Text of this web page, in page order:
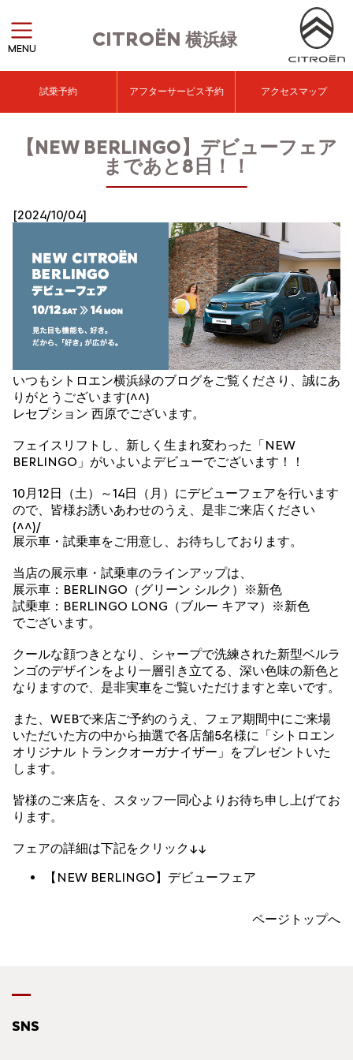
CITROËN 横浜緑
MENU
試乗予約 アフターサービス予約 アクセスマップ
【NEW BERLINGO】デビューフェア
まであと8日！！
[2024/10/04]
いつもシトロエン横浜緑のブログをご覧くださり、誠にあ
りがとうございます(^^)
レセプション 西原でございます。
フェイスリフトし、新しく生まれ変わった「NEW
BERLINGO」がいよいよデビューでございます！！
10月12日（土）～14日（月）にデビューフェアを行います
ので、皆様お誘いあわせのうえ、是非ご来店ください
(^^)/
展示車・試乗車をご用意し、お待ちしております。
当店の展示車・試乗車のラインアップは、
展示車：BERLINGO（グリーン シルク）※新色
試乗車：BERLINGO LONG（ブルー キアマ）※新色
でございます。
クールな顔つきとなり、シャープで洗練された新型ベルラ
ンゴのデザインをより一層引き立てる、深い色味の新色と
なりますので、是非実車をご覧いただけますと幸いです。
また、WEBで来店ご予約のうえ、フェア期間中にご来場
いただいた方の中から抽選で各店舗5名様に「シトロエン
オリジナル トランクオーガナイザー」をプレゼントいた
します。
皆様のご来店を、スタッフ一同心よりお待ち申し上げてお
ります。
フェアの詳細は下記をクリック↓↓
【NEW BERLINGO】デビューフェア
ページトップへ
SNS